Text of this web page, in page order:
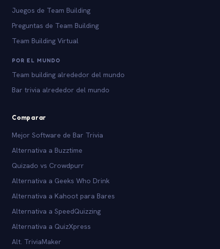
Juegos de Team Building
Preguntas de Team Building
Team Building Virtual
POR EL MUNDO
Team building alrededor del mundo
Bar trivia alrededor del mundo
Comparar
Mejor Software de Bar Trivia
Alternativa a Buzztime
Quizado vs Crowdpurr
Alternativa a Geeks Who Drink
Alternativa a Kahoot para Bares
Alternativa a SpeedQuizzing
Alternativa a QuizXpress
Alt. TriviaMaker